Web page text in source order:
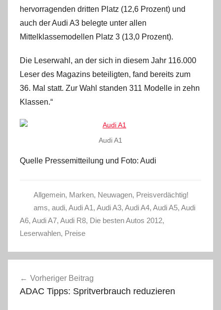
hervorragenden dritten Platz (12,6 Prozent) und
auch der Audi A3 belegte unter allen
Mittelklassemodellen Platz 3 (13,0 Prozent).
Die Leserwahl, an der sich in diesem Jahr 116.000
Leser des Magazins beteiligten, fand bereits zum
36. Mal statt. Zur Wahl standen 311 Modelle in zehn
Klassen.“
Audi A1
Quelle Pressemitteilung und Foto: Audi
Allgemein, Marken, Neuwagen, Preisverdächtig!
ams, audi, Audi A1, Audi A3, Audi A4, Audi A5, Audi
A6, Audi A7, Audi R8, Die besten Autos 2012,
Leserwahlen, Preise
Vorheriger Beitrag
ADAC Tipps: Spritverbrauch reduzieren